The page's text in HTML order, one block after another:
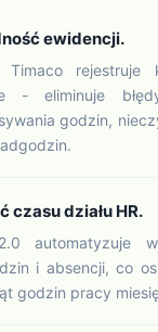
ewidencji.
Timaco rejestruje
- eliminuje
godzin,
czasu działu HR.
automatyzuje
i absencji, co
godzin pracy